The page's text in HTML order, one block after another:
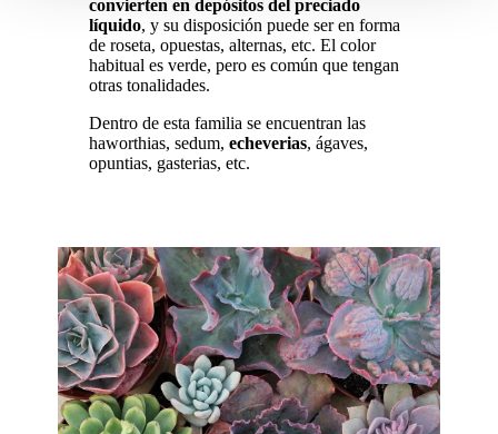
convierten en depósitos del preciado
líquido, y su disposición puede ser en forma
de roseta, opuestas, alternas, etc. El color
habitual es verde, pero es común que tengan
otras tonalidades.
Dentro de esta familia se encuentran las
haworthias, sedum, echeverias, ágaves,
opuntias, gasterias, etc.